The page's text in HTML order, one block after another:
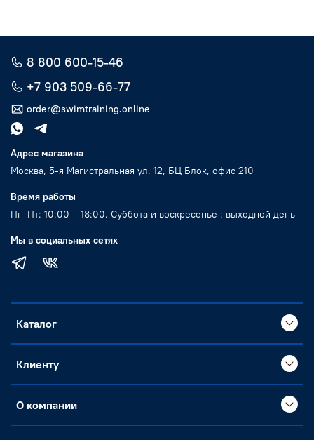
8 800 600-15-46
+7 903 509-66-77
order@swimtraining.online
Адрес магазина
Москва, 5-я Магистральная ул. 12, БЦ Блок, офис 210
Время работы
Пн-Пт: 10:00 – 18:00. Суббота и воскресенье : выходной день
Мы в социальных сетях
Каталог
Клиенту
О компании